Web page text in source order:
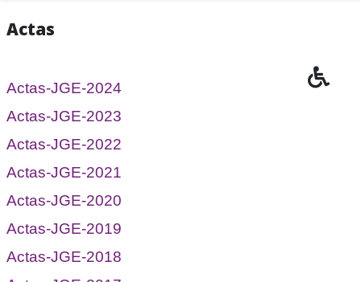
Actas
Actas-JGE-2024
Actas-JGE-2023
Actas-JGE-2022
Actas-JGE-2021
Actas-JGE-2020
Actas-JGE-2019
Actas-JGE-2018